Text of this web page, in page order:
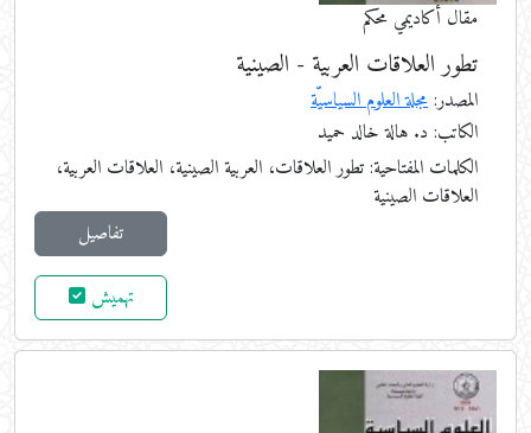
مقال أكاديمي محكم
تطور العلاقات العربية - الصينية
المصدر:مجلة العلوم السياسيّة
الكاتب: د. هالة خالد حميد
الكلمات المفتاحية:تطور العلاقات، العربية الصينية، العلاقات العربية،
العلاقات الصينية
تفاصيل
تهميش